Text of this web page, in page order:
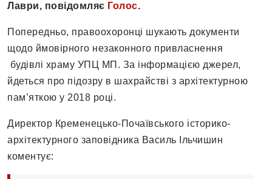
Лаври, повідомляє Голос.
Попередньо, правоохоронці шукають документи
щодо ймовірного незаконного привласнення
будівлі храму УПЦ МП. За інформацією джерел,
йдеться про підозру в шахрайстві з архітектурною
пам’яткою у 2018 році.
Директор Кременецько-Почаївського історико-
архітектурного заповідника Василь Ільчишин
коментує: